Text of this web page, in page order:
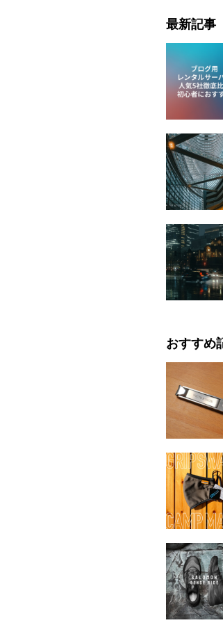
最新記事
おすすめ